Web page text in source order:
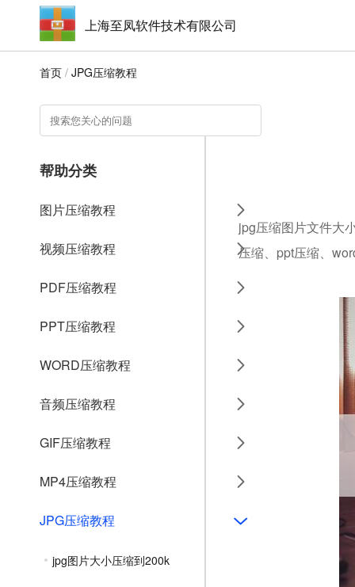
上海至凤软件技术有限公司
首页 / JPG压缩教程
帮助分类
图片压缩教程
视频压缩教程
PDF压缩教程
PPT压缩教程
WORD压缩教程
音频压缩教程
GIF压缩教程
MP4压缩教程
JPG压缩教程
jpg图片大小压缩到200k
jpg压缩图片文件大
压缩、ppt压缩、